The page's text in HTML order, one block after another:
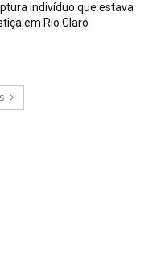
indivíduo que estava
em Rio Claro